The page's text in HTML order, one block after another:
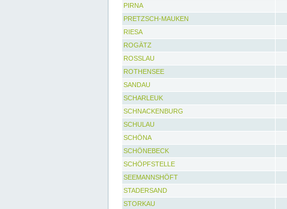
PIRNA
PRETZSCH-MAUKEN
RIESA
ROGÄTZ
ROSSLAU
ROTHENSEE
SANDAU
SCHARLEUK
SCHNACKENBURG
SCHULAU
SCHÖNA
SCHÖNEBECK
SCHÖPFSTELLE
SEEMANNSHÖFT
STADERSAND
STORKAU